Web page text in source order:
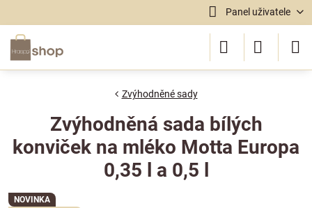
Panel uživatele
NOVINKA
Zvýhodněné sady
Zvýhodněná sada bílých
konviček na mléko Motta Europa
0,35 l a 0,5 l